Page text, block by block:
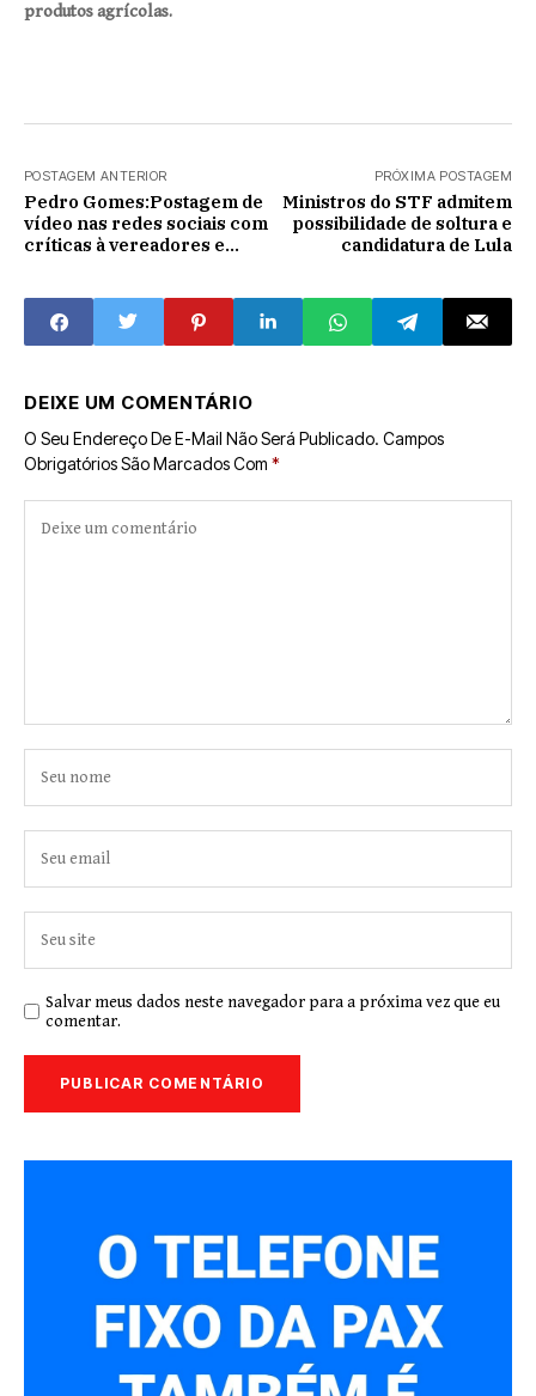
produtos agrícolas.
POSTAGEM ANTERIOR
Pedro Gomes:Postagem de
vídeo nas redes sociais com
críticas à vereadores e
PRÓXIMA POSTAGEM
Ministros do STF admitem
possibilidade de soltura e
candidatura de Lula
DEIXE UM COMENTÁRIO
O Seu Endereço De E-Mail Não Será Publicado. Campos
Obrigatórios São Marcados Com *
Salvar meus dados neste navegador para a próxima vez que eu
comentar.